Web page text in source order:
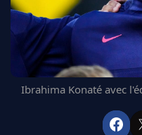
FC BARCELONE
MANCHESTER UNITED
CHELSEA
ARSENAL
BAYERN
Ibrahima Konaté avec